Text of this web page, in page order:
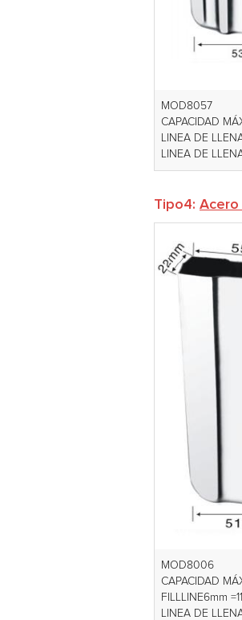
MOD8057
CAPACIDAD
LINEA DE
LINEA DE
Tipo4: Acero
MOD8006
CAPACIDAD
FILLLINE6mm
LINEA DE